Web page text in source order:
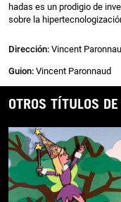
hadas es un prodigio de
sobre la
Dirección: Vincent
Guion: Vincent Paronnaud
OTROS TÍTULOS